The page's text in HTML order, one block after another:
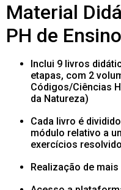
Material
PH de Ensino
Inclui 9 livros
etapas, com 2
Códigos/Ciências
da Natureza)
Cada livro é
módulo relativo a
exercícios
Realização de